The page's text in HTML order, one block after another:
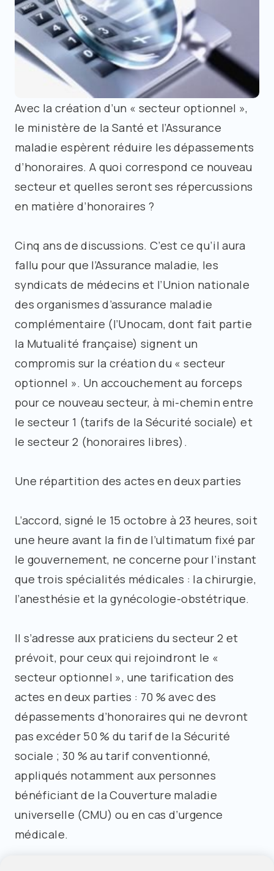
Avec la création d’un « secteur optionnel »,
le ministère de la Santé et l’Assurance
maladie espèrent réduire les dépassements
d’honoraires. A quoi correspond ce nouveau
secteur et quelles seront ses répercussions
en matière d’honoraires ?
Cinq ans de discussions. C’est ce qu’il aura
fallu pour que l’Assurance maladie, les
syndicats de médecins et l’Union nationale
des organismes d’assurance maladie
complémentaire (l’Unocam, dont fait partie
la Mutualité française) signent un
compromis sur la création du « secteur
optionnel ». Un accouchement au forceps
pour ce nouveau secteur, à mi-chemin entre
le secteur 1 (tarifs de la Sécurité sociale) et
le secteur 2 (honoraires libres).
Une répartition des actes en deux parties
L’accord, signé le 15 octobre à 23 heures, soit
une heure avant la fin de l’ultimatum fixé par
le gouvernement, ne concerne pour l’instant
que trois spécialités médicales : la chirurgie,
l’anesthésie et la gynécologie-obstétrique.
Il s’adresse aux praticiens du secteur 2 et
prévoit, pour ceux qui rejoindront le «
secteur optionnel », une tarification des
actes en deux parties : 70 % avec des
dépassements d’honoraires qui ne devront
pas excéder 50 % du tarif de la Sécurité
sociale ; 30 % au tarif conventionné,
appliqués notamment aux personnes
bénéficiant de la Couverture maladie
universelle (CMU) ou en cas d’urgence
médicale.